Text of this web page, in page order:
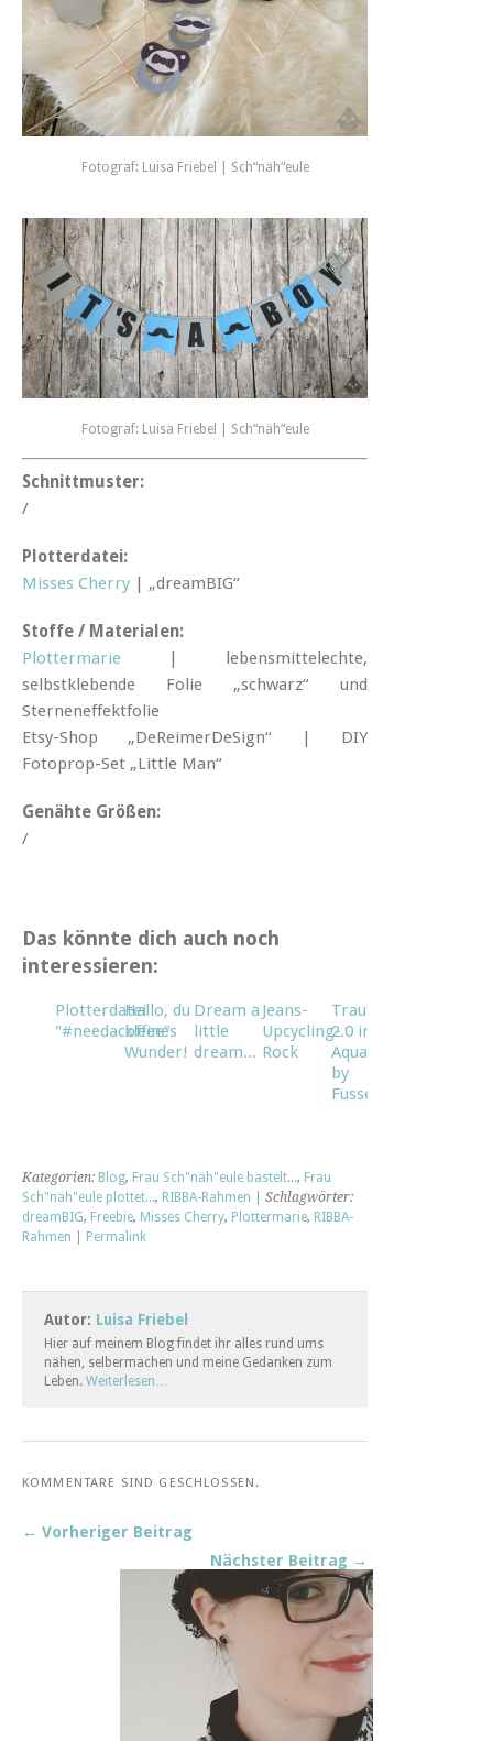
Fotograf: Luisa Friebel | Sch“näh“eule
Fotograf: Luisa Friebel | Sch“näh“eule
Schnittmuster:
/
Plotterdatei:
Misses Cherry | „dreamBIG“
Stoffe / Materialen:
Plottermarie | lebensmittelechte,
selbstklebende Folie „schwarz“ und
Sterneneffektfolie
Etsy-Shop „DeReimerDeSign“ | DIY
Fotoprop-Set „Little Man“
Genähte Größen:
/
Das könnte dich auch noch
interessieren:
Plotterdatei
"#needacoffee"
Hallo, du
kleines
Wunder!
Dream a
little
dream...
Jeans-
Upcycling-
Rock
Traumfänger
2.0 im
Aquarellstil
by
Fusselfreies
Kategorien: Blog, Frau Sch"näh"eule bastelt..., Frau
Sch"näh"eule plottet..., RIBBA-Rahmen | Schlagwörter:
dreamBIG, Freebie, Misses Cherry, Plottermarie, RIBBA-
Rahmen
Permalink
Autor: Luisa Friebel
Hier auf meinem Blog findet ihr alles rund ums
nähen, selbermachen und meine Gedanken zum
Leben. Weiterlesen…
KOMMENTARE SIND GESCHLOSSEN.
← Vorheriger Beitrag
Nächster Beitrag →